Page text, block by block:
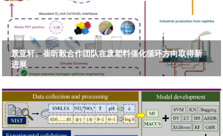
景亚轩、崔昕毅合作团队在废塑料催化循环方向取得新
进展